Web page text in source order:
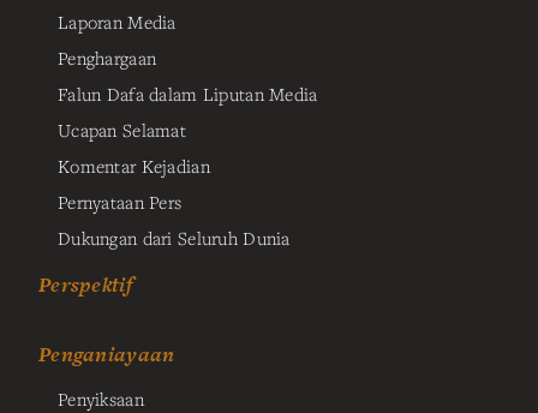
Laporan Media
Penghargaan
Falun Dafa dalam Liputan Media
Ucapan Selamat
Komentar Kejadian
Pernyataan Pers
Dukungan dari Seluruh Dunia
Perspektif
Penganiayaan
Penyiksaan